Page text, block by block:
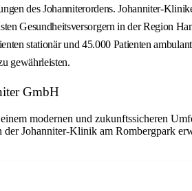
des Johanniterordens. Johanniter-
Gesundheitsversorgern in der Region
stationär und 45.000 Patienten
gewährleisten.
GmbH
modernen und zukunftssicheren
Johanniter-Klinik am Rombergpark